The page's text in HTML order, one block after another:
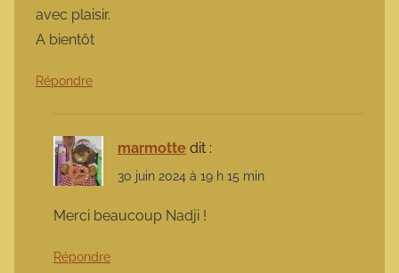
avec plaisir.
A bientôt
Répondre
marmotte dit :
30 juin 2024 à 19 h 15 min
Merci beaucoup Nadji !
Répondre